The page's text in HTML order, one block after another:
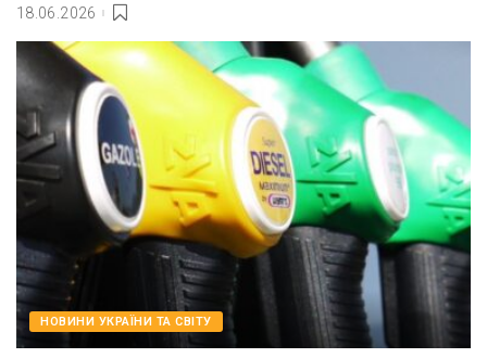
18.06.2026
НОВИНИ УКРАЇНИ ТА СВІТУ